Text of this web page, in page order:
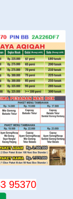
95370